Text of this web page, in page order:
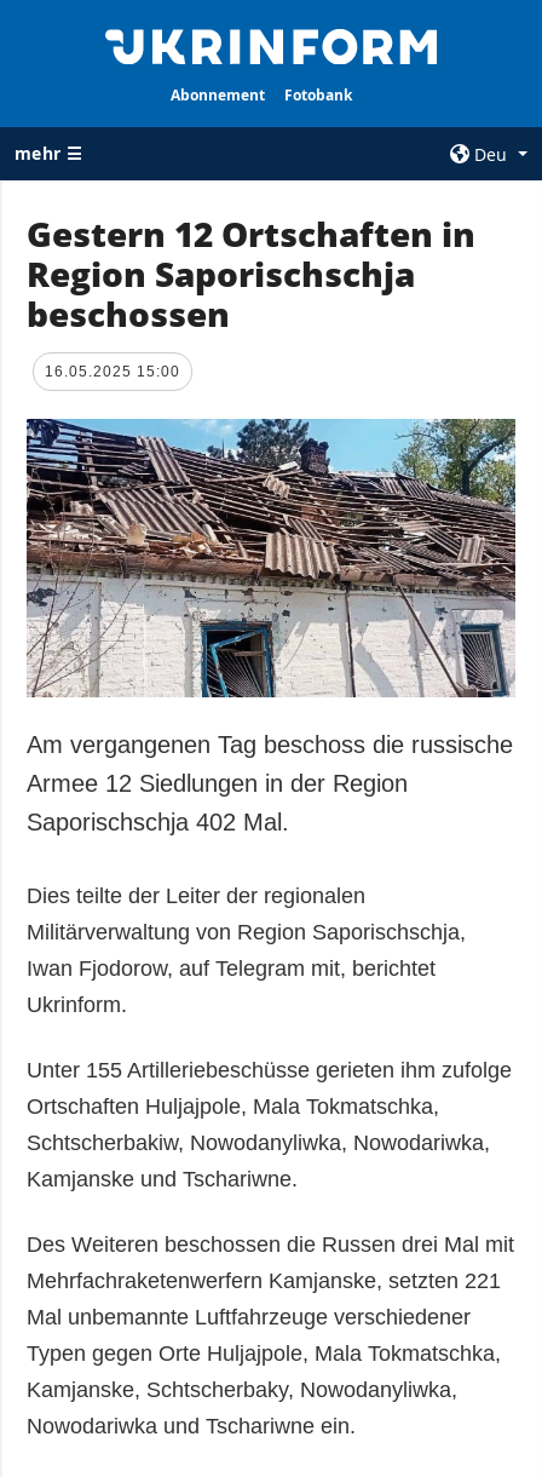
Abonnement Fotobank
mehr ☰
Deu
ALLE
RUBRIKEN
Krieg
Wiederaufbau
Politik
Wirtschaft
Militär
Gesellschaft und
Kultur
Sport
Kriminalität
Notstand und
AGENTUR
Politik zur
Vertraulichkeit
und zum Schutz
personenbezogener
Daten
ZUSÄTZLICH
Veröffentlichungen
Fotos
Video
LEISTUNGEN
Gestern 12 Ortschaften in
Region Saporischschja
beschossen
16.05.2025 15:00
Am vergangenen Tag beschoss die russische
Armee 12 Siedlungen in der Region
Saporischschja 402 Mal.
Dies teilte der Leiter der regionalen
Militärverwaltung von Region Saporischschja,
Iwan Fjodorow, auf Telegram mit, berichtet
Ukrinform.
Unter 155 Artilleriebeschüsse gerieten ihm zufolge
Ortschaften Huljajpole, Mala Tokmatschka,
Schtscherbakiw, Nowodanyliwka, Nowodariwka,
Kamjanske und Tschariwne.
Des Weiteren beschossen die Russen drei Mal mit
Mehrfachraketenwerfern Kamjanske, setzten 221
Mal unbemannte Luftfahrzeuge verschiedener
Typen gegen Orte Huljajpole, Mala Tokmatschka,
Kamjanske, Schtscherbaky, Nowodanyliwka,
Nowodariwka und Tschariwne ein.